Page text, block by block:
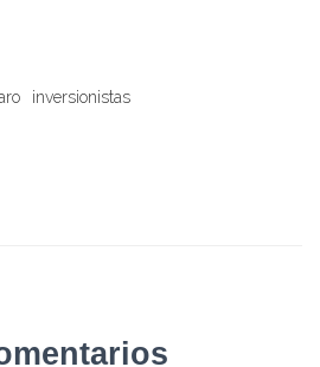
inversionistas